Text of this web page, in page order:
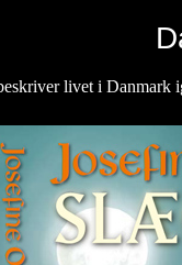
livet i